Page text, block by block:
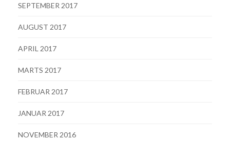
SEPTEMBER 2017
AUGUST 2017
APRIL 2017
MARTS 2017
FEBRUAR 2017
JANUAR 2017
NOVEMBER 2016